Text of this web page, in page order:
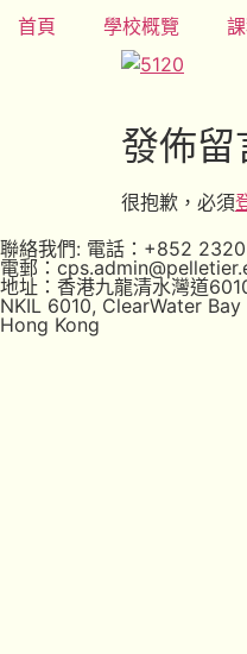
首頁 學校概覽
發佈留
很抱歉，必須
聯絡我們: 電話：+852
電郵：
地址：香港九龍清水灣道
NKIL 6010, ClearWater
Hong Kong